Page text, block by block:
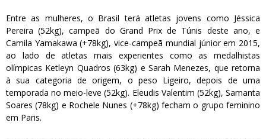
Entre as mulheres, o Brasil terá atletas jovens como Jéssica
Pereira (52kg), campeã do Grand Prix de Túnis deste ano, e
Camila Yamakawa (+78kg), vice-campeã mundial júnior em 2015,
ao lado de atletas mais experientes como as medalhistas
olímpicas Ketleyn Quadros (63kg) e Sarah Menezes, que retorna
à sua categoria de origem, o peso Ligeiro, depois de uma
temporada no meio-leve (52kg). Eleudis Valentim (52kg), Samanta
Soares (78kg) e Rochele Nunes (+78kg) fecham o grupo feminino
em Paris.